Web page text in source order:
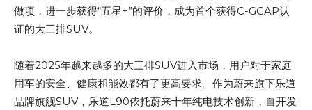
做项，进一步获得“五星+”的评价，成为首个获得C-GCAP认
证的大三排SUV。
随着2025年越来越多的大三排SUV进入市场，用户对于家庭
用车的安全、健康和能效都有了更高要求。作为蔚来旗下乐道
品牌旗舰SUV，乐道L90依托蔚来十年纯电技术创新，自开发